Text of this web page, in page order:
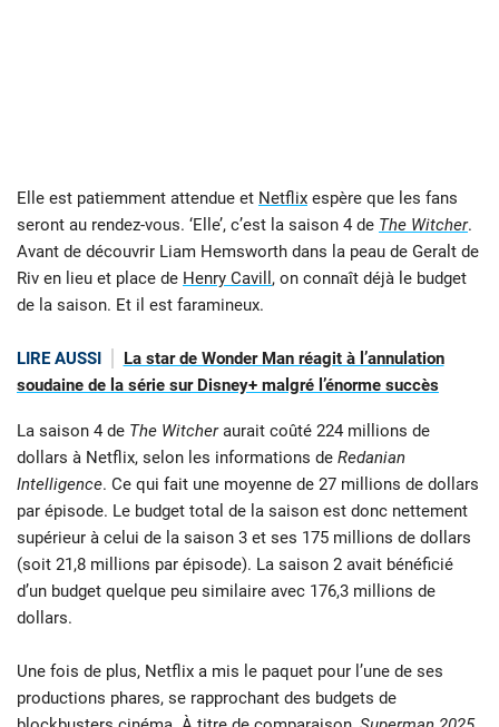
Elle est patiemment attendue et Netflix espère que les fans
seront au rendez-vous. ‘Elle’, c’est la saison 4 de The Witcher.
Avant de découvrir Liam Hemsworth dans la peau de Geralt de
Riv en lieu et place de Henry Cavill , on connaît déjà le budget
de la saison. Et il est faramineux.
LIRE AUSSI
La star de Wonder Man réagit à l’annulation
soudaine de la série sur Disney+ malgré l’énorme succès
La saison 4 de The Witcheraurait coûté 224 millions de
dollars à Netflix, selon les informations de Redanian
Intelligence. Ce qui fait une moyenne de 27 millions de dollars
par épisode. Le budget total de la saison est donc nettement
supérieur à celui de la saison 3 et ses 175 millions de dollars
(soit 21,8 millions par épisode). La saison 2 avait bénéficié
d’un budget quelque peu similaire avec 176,3 millions de
dollars.
Une fois de plus, Netflix a mis le paquet pour l’une de ses
productions phares, se rapprochant des budgets de